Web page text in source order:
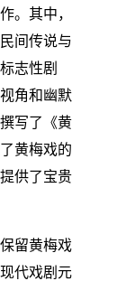
。其中，
间传说与
志性剧
角和幽默
写了《黄
黄梅戏的
供了宝贵
留黄梅戏
代戏剧元